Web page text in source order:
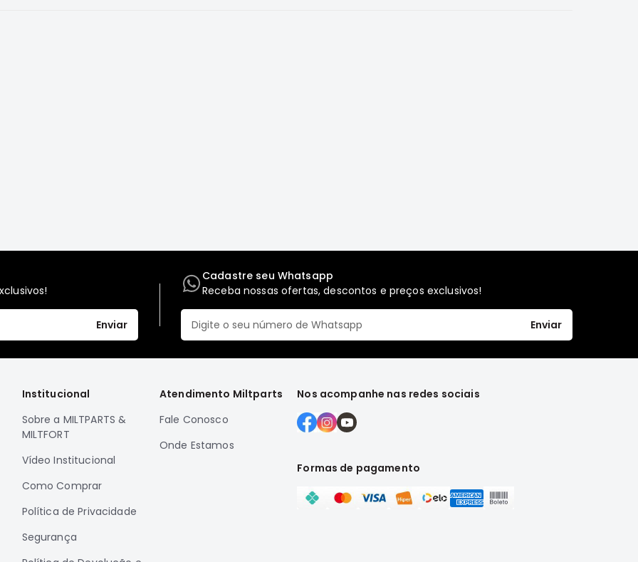
Enviar
Cadastre seu Whatsapp
Receba nossas ofertas, descontos e preços exclusivos!
Enviar
Institucional
Sobre a MILTPARTS &
MILTFORT
Vídeo Institucional
Como Comprar
Política de Privacidade
Segurança
Atendimento Miltparts
Fale Conosco
Onde Estamos
Nos acompanhe nas redes sociais
Formas de pagamento